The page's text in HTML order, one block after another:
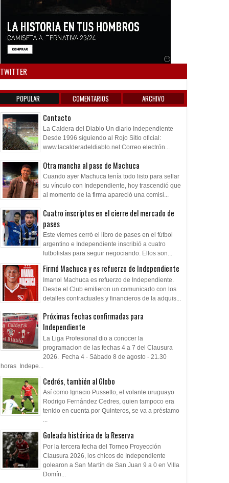
TWITTER
POPULAR COMENTARIOS ARCHIVO
Contacto
La Caldera del Diablo Un diario Independiente
Desde 1996 siguiendo al Rojo Sitio oficial:
www.lacalderadeldiablo.net Correo electrón...
Otra mancha al pase de Machuca
Cuando ayer Machuca tenía todo listo para sellar
su vínculo con Independiente, hoy trascendió que
al momento de la firma apareció una comisi...
Cuatro inscriptos en el cierre del mercado de
pases
Este viernes cerró el libro de pases en el fútbol
argentino e Independiente inscribió a cuatro
futbolistas para seguir negociando. Ellos son...
Firmó Machuca y es refuerzo de Independiente
Imanol Machuca es refuerzo de Independiente.
Desde el Club emitieron un comunicado con los
detalles contractuales y financieros de la adquis...
Próximas fechas confirmadas para
Independiente
La Liga Profesional dio a conocer la
programacion de las fechas 4 a 7 del Clausura
2026. Fecha 4 - Sábado 8 de agosto - 21.30
horas Indepe...
Cedrés, también al Globo
Así como Ignacio Pussetto, el volante uruguayo
Rodrigo Fernández Cedres, quien tampoco era
tenido en cuenta por Quinteros, se va a préstamo
...
Goleada histórica de la Reserva
Por la tercera fecha del Torneo Proyección
Clausura 2026, los chicos de Independiente
golearon a San Martín de San Juan 9 a 0 en Villa
Domín...